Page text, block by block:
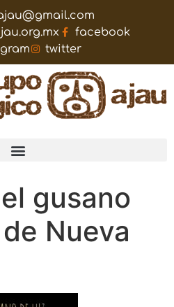
facebook
twitter
gusano
Nueva